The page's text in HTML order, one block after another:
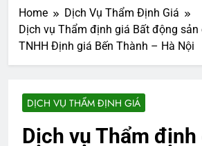
Home
Dịch Vụ Thẩm Định Giá
Dịch vụ Thẩm định giá Bất động sản
TNHH Định giá Bến Thành – Hà Nội
DỊCH VỤ THẨM ĐỊNH GIÁ
Dịch vụ Thẩm định